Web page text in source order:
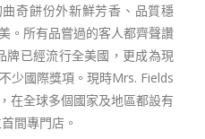
奇餅份外新鮮芳香、品質穩
。所有品嘗過的客人都齊聲讚
牌已經流行全美國，更成為現
少國際獎項。現時Mrs. Fields
在全球多個國家及地區都設有
間專門店。